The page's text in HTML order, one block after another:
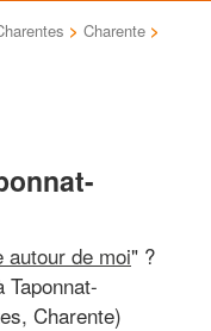
> Charente >
autour de moi" ?
Charente)